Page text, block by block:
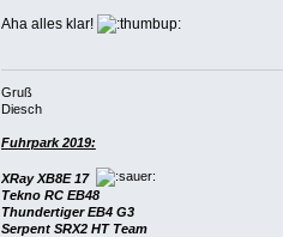
Aha alles klar!
Gruß
Diesch
Fuhrpark 2019:
XRay XB8E 17
Tekno RC EB48
Thundertiger EB4 G3
Serpent SRX2 HT Team